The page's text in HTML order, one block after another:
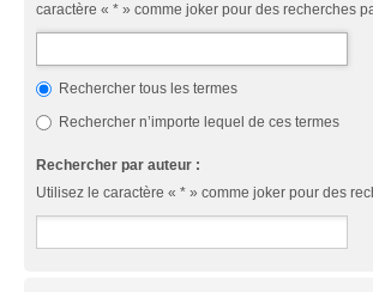
caractère « * » comme joker pour des recherches
Rechercher tous les termes
Rechercher n’importe lequel de ces termes
Rechercher par auteur :
Utilisez le caractère « * » comme joker pour des